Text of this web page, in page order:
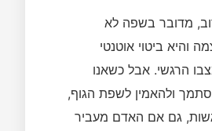
מדובר בשפה לא
ביטוי אוטנטי
הרגשי. אבל כשאנו
ולהאמין לשפת הגוף,
גם אם האדם מעביר